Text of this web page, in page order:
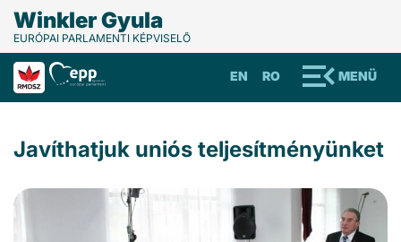
Winkler Gyula
EURÓPAI PARLAMENTI KÉPVISELŐ
MENÜ
RO
EN
Javíthatjuk uniós teljesítményünket